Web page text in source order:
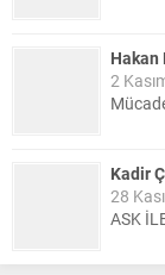
Hakan
2
Kadir
28
ASK